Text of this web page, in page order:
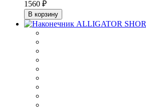
1560 ₽
В корзину